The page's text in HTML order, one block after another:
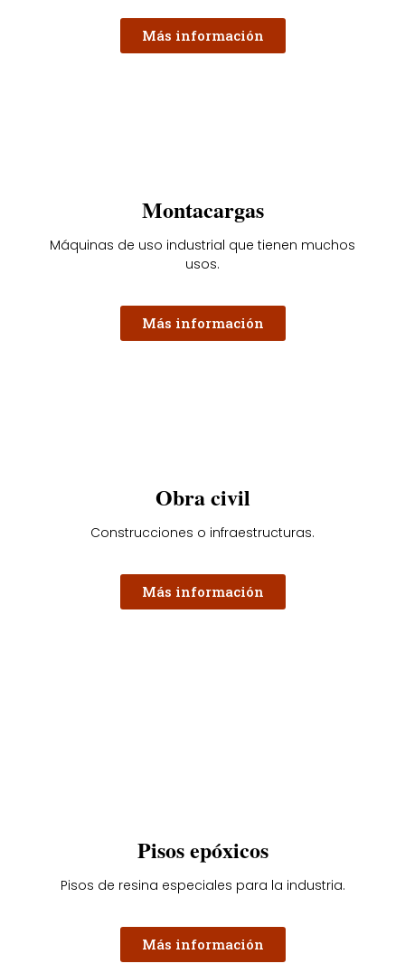
Más información
Montacargas
Máquinas de uso industrial que tienen muchos
usos.
Más información
Obra civil
Construcciones o infraestructuras.
Más información
Pisos epóxicos
Pisos de resina especiales para la industria.
Más información